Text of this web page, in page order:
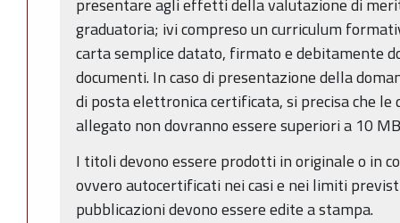
graduatoria; ivi compreso un curriculum
carta semplice datato, firmato e debitamente
documenti. In caso di presentazione della
di posta elettronica certificata, si precisa che le
allegato non dovranno essere superiori a 10
I titoli devono essere prodotti in originale o in
ovvero autocertificati nei casi e nei limiti
pubblicazioni devono essere edite a stampa.